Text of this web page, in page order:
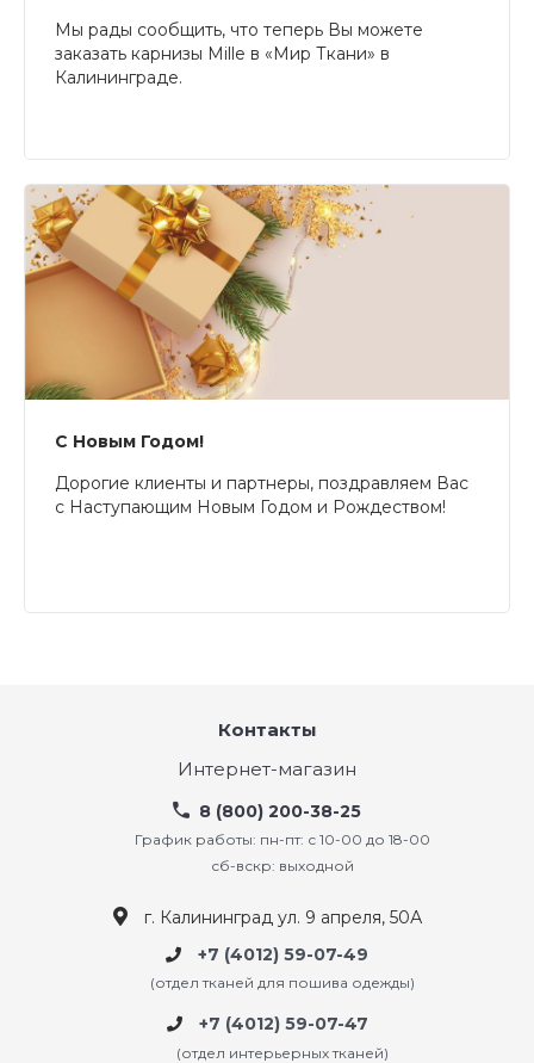
Мы рады сообщить, что теперь Вы можете
заказать карнизы Mille в «Мир Ткани» в
Калининграде.
С Новым Годом!
Дорогие клиенты и партнеры, поздравляем Вас
с Наступающим Новым Годом и Рождеством!
Контакты
Интернет-магазин
8 (800) 200-38-25
График работы: пн-пт: с 10-00 до 18-00
сб-вскр: выходной
г. Калининград ул. 9 апреля, 50А
+7 (4012) 59-07-49
(отдел тканей для пошива одежды)
+7 (4012) 59-07-47
(отдел интерьерных тканей)